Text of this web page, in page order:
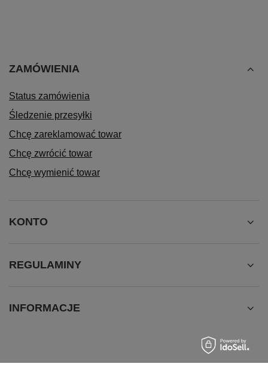
ZAMÓWIENIA
Status zamówienia
Śledzenie przesyłki
Chcę zareklamować towar
Chcę zwrócić towar
Chcę wymienić towar
KONTO
REGULAMINY
INFORMACJE